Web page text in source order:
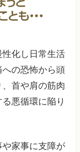
化し日常生活
の恐怖から頭
首や肩の筋肉
悪循環に陥り
家事に支障が